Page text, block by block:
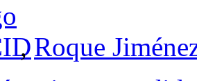
,Roque